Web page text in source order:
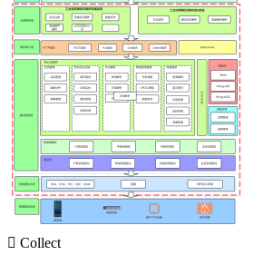
 Collect